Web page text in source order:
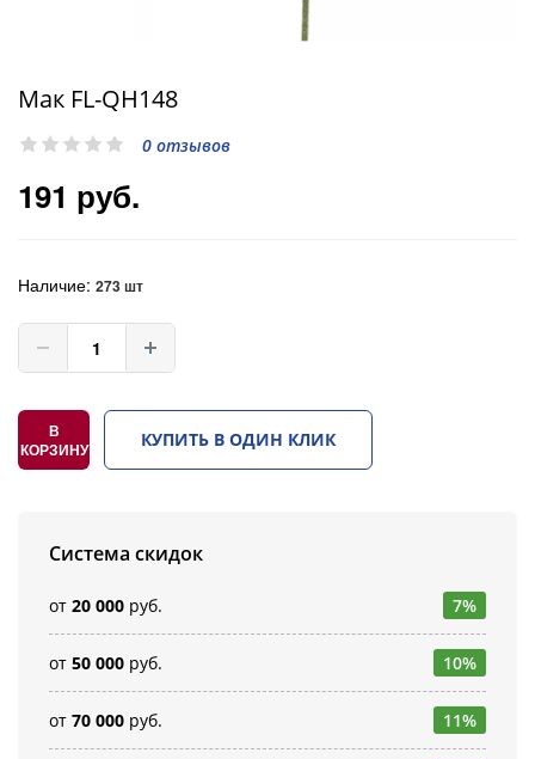
Мак FL-QH148
0 отзывов
191 руб.
Наличие: 273 шт
В
КОРЗИНУ
КУПИТЬ В ОДИН КЛИК
Система скидок
от 20 000 руб. 7%
от 50 000 руб. 10%
от 70 000 руб. 11%